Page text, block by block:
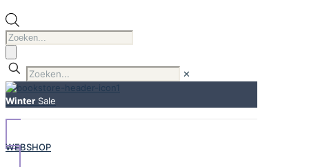
Producten
zoeken
✕
Winter Sale
WEBSHOP